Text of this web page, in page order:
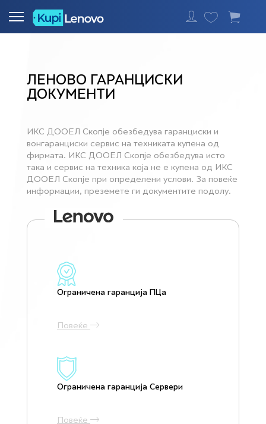
Најавете се
ЛЕНОВО ГАРАНЦИСКИ
ДОКУМЕНТИ
ИКС ДООЕЛ Скопје обезбедува гаранциски и
вонгаранциски сервис на техниката купена од
фирмата. ИКС ДООЕЛ Скопје обезбедува исто
така и сервис на техника која не е купена од ИКС
ДООЕЛ Скопје при определени услови. За повеќе
информации, преземете ги документите подолу.
Ограничена гаранција ПЦа
Повеќе
Ограничена гаранција Сервери
Повеќе